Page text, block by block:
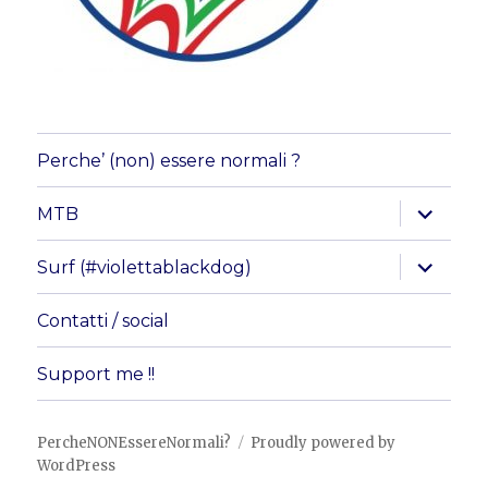
Perche’ (non) essere normali ?
MTB
apri
i
menu
child
Surf (#violettablackdog)
apri
i
menu
Contatti / social
Support me !!
PercheNONEssereNormali?
Proudly powered by
WordPress